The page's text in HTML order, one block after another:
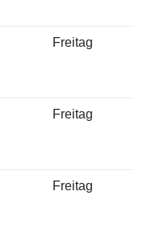
Freitag
Freitag
Freitag